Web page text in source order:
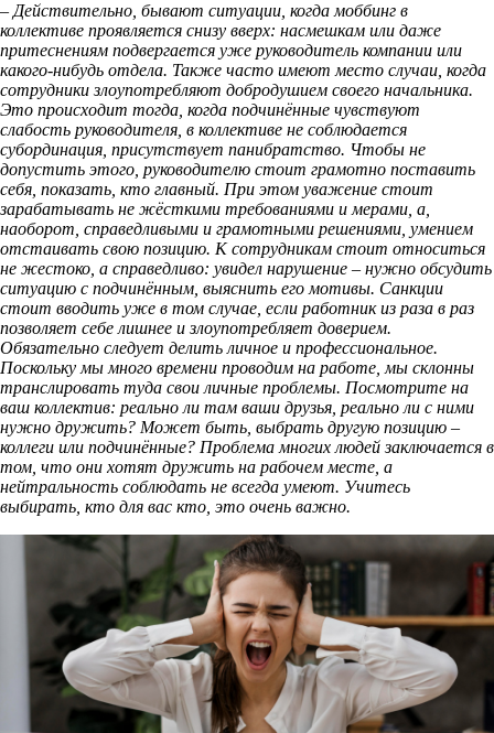
– Действительно, бывают ситуации, когда моббинг в
коллективе проявляется снизу вверх: насмешкам или даже
притеснениям подвергается уже руководитель компании или
какого-нибудь отдела. Также часто имеют место случаи, когда
сотрудники злоупотребляют добродушием своего начальника.
Это происходит тогда, когда подчинённые чувствуют
слабость руководителя, в коллективе не соблюдается
субординация, присутствует панибратство. Чтобы не
допустить этого, руководителю стоит грамотно поставить
себя, показать, кто главный. При этом уважение стоит
зарабатывать не жёсткими требованиями и мерами, а,
наоборот, справедливыми и грамотными решениями, умением
отстаивать свою позицию. К сотрудникам стоит относиться
не жестоко, а справедливо: увидел нарушение – нужно обсудить
ситуацию с подчинённым, выяснить его мотивы. Санкции
стоит вводить уже в том случае, если работник из раза в раз
позволяет себе лишнее и злоупотребляет доверием.
Обязательно следует делить личное и профессиональное.
Поскольку мы много времени проводим на работе, мы склонны
транслировать туда свои личные проблемы. Посмотрите на
ваш коллектив: реально ли там ваши друзья, реально ли с ними
нужно дружить? Может быть, выбрать другую позицию –
коллеги или подчинённые? Проблема многих людей заключается в
том, что они хотят дружить на рабочем месте, а
нейтральность соблюдать не всегда умеют. Учитесь
выбирать, кто для вас кто, это очень важно.